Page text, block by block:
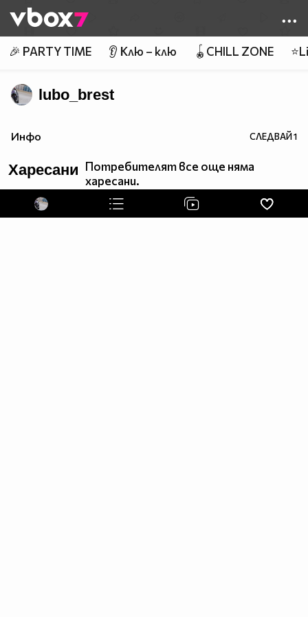
👾
🎉 PARTY TIME 👂 Клю – клю 🪀CHILL ZONE
lubo_brest
Инфо СЛЕДВАЙ1
Харесани Потребителят все още няма
харесани.